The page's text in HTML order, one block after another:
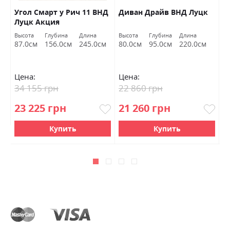
Угол Смарт у Рич 11 ВНД
Луцк Акция
Высота
87.0см
Глубина
156.0см
Длина
245.0см
Цена:
23 225 грн
34 155 грн
Купить
Диван Драйв ВНД Луцк
Высота
80.0см
Глубина
95.0см
Длина
220.0см
Цена:
21 260 грн
22 860 грн
Купить